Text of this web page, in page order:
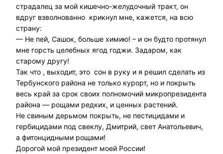
страдалец за мой кишечно-желудочный тракт, он
вдруг взволнованно крикнул мне, кажется, на всю
страну:
— Не пей, Сашок, больше химию! – и он будто протянул
мне горсть целебных ягод годжи. Задаром, как
старому другу!
Так что , выходит, это сон в руку и я решил сделать из
Тербунского района не только курорт, но и покрыть
весь край за срок своих полномочий микропрезидента
района — рощами редких, и ценных растений.
Не свиным дерьмом покрыть, не пестицидами и
гербицидами под свеклу, Дмитрий, свет Анатольевич,
а фитонцидными рощами!
Дорогой мой президент моей России!